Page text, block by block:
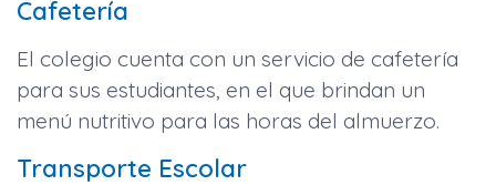
Cafetería
El colegio cuenta con un servicio de cafetería
para sus estudiantes, en el que brindan un
menú nutritivo para las horas del almuerzo.
Transporte Escolar